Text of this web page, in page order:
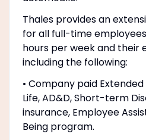
Thales provides an
for all full-time
hours per week and their
including the following:
• Company paid Extended
Life, AD&D, Short-term
insurance, Employee
Being program.